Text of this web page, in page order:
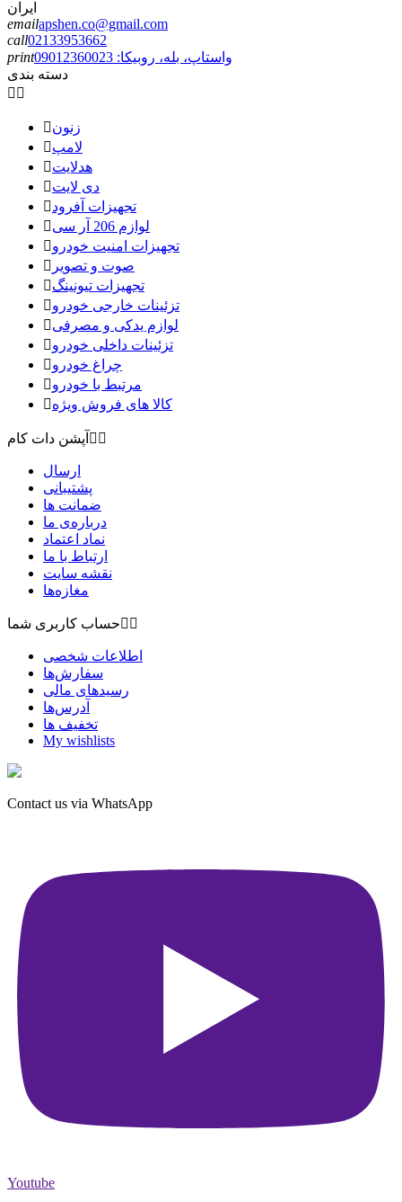
ایران
emailapshen.co@gmail.com
call02133953662
print
واستاپ، بله، روبیکا: 09012360023
دسته بندی
 
زنون
لامپ
هدلایت
دی لایت
تجهیزات آفرود

لوازم 206 آر سی
تجهیزات امنیت خودرو
 صوت و تصویر
تجهیزات تیونینگ
تزئینات خارجی خودرو
لوازم یدکی و مصرفی
تزئینات داخلی خودرو
چراغ خودرو
مرتبط با خودرو
کالا های فروش ویژه
آپشن دات کام  
ارسال
پشتیبانی
ضمانت ها
درباره‌ی ما
نماد اعتماد
ارتباط با ما
نقشه سايت
مغازه‌ها
حساب کاربری شما 
اطلاعات شخصی
سفارش‌ها
رسیدهای مالی
آدرس‌ها
تخفیف ها
My wishlists
Contact us via WhatsApp
Youtube